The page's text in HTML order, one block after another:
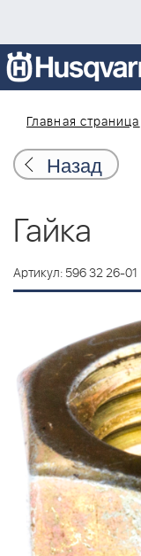
Главная страница
Назад
Гайка
Артикул: 596 32 26-01